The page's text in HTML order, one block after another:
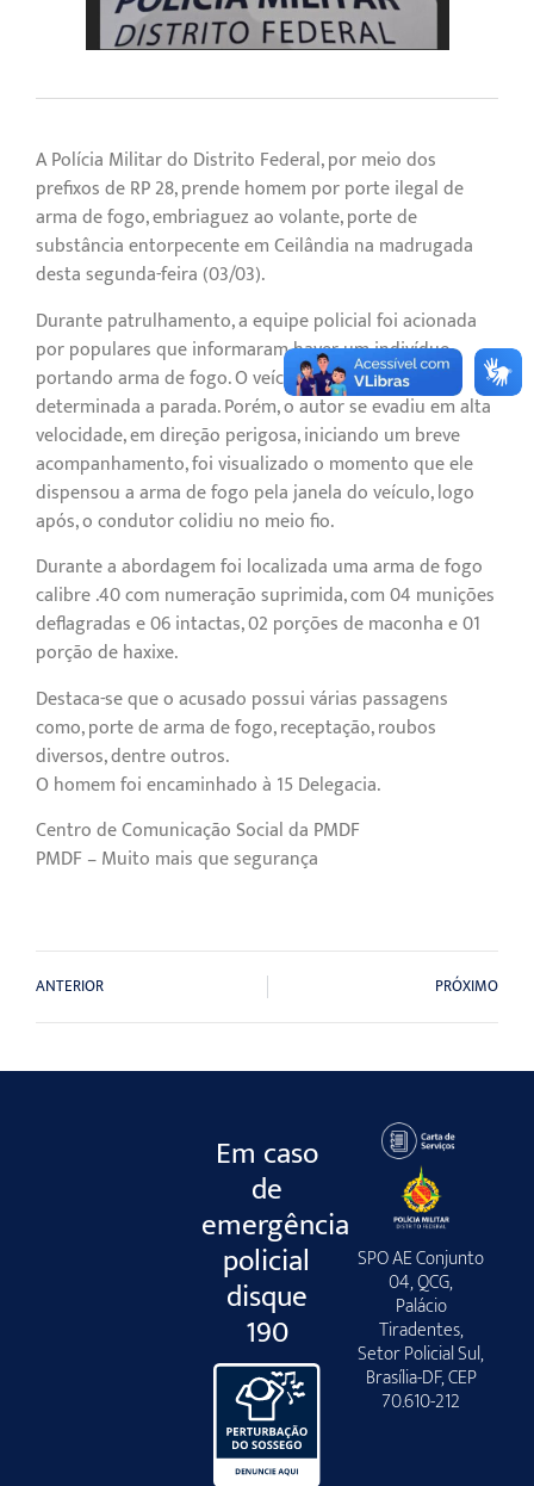
A Polícia Militar do Distrito Federal, por meio dos
prefixos de RP 28, prende homem por porte ilegal de
arma de fogo, embriaguez ao volante, porte de
substância entorpecente em Ceilândia na madrugada
desta segunda-feira (03/03).
Durante patrulhamento, a equipe policial foi acionada
por populares que informaram haver um indivíduo
portando arma de fogo. O veículo foi visualizado, foi
determinada a parada. Porém, o autor se evadiu em alta
velocidade, em direção perigosa, iniciando um breve
acompanhamento, foi visualizado o momento que ele
dispensou a arma de fogo pela janela do veículo, logo
após, o condutor colidiu no meio fio.
Durante a abordagem foi localizada uma arma de fogo
calibre .40 com numeração suprimida, com 04 munições
deflagradas e 06 intactas, 02 porções de maconha e 01
porção de haxixe.
Destaca-se que o acusado possui várias passagens
como, porte de arma de fogo, receptação, roubos
diversos, dentre outros.
O homem foi encaminhado à 15 Delegacia.
Centro de Comunicação Social da PMDF
PMDF – Muito mais que segurança
ANTERIOR PRÓXIMO
Em caso
de
emergência
policial
disque
190
SPO AE Conjunto
04, QCG,
Palácio
Tiradentes,
Setor Policial Sul,
Brasília-DF, CEP
70.610-212